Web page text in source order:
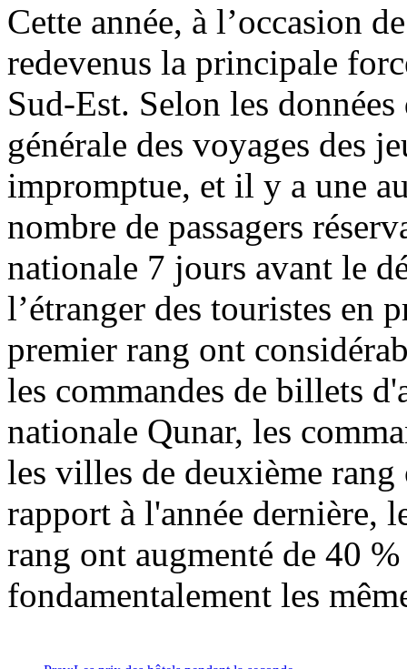
Cette année, à l’occasion
redevenus la principale
Sud-Est. Selon les
générale des voyages des
impromptue, et il y a une
nombre de passagers
nationale 7 jours avant le
l’étranger des touristes en
premier rang ont
les commandes de billets
nationale Qunar, les
les villes de deuxième
rapport à l'année dernière,
rang ont augmenté de 40
fondamentalement les